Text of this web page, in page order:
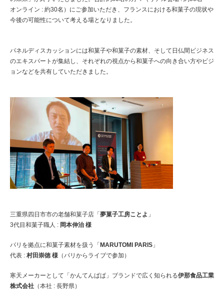
オンライン : 約30名）にご参加いただき、フランスにおける和菓子の現状や
今後の可能性について考える場となりました。
パネルディスカッションには和菓子や和菓子の素材、そして日仏間ビジネス
のエキスパートが集結し、それぞれの視点から和菓子への向き合い方やビジ
ョンなどを共有していただきました。
三重県四日市市の老舗和菓子店「夢菓子工房ことよ 」
3代目和菓子職人 : 岡本伸治 様
パリを拠点に和菓子素材を扱う「MARUTOMI PARIS 」
代表 : 村田崇徳 様 （パリからライブで参加）
寒天メーカーとして「かんてんぱぱ」ブランドで広く知られる伊那食品工業
株式会社 （本社 : 長野県）